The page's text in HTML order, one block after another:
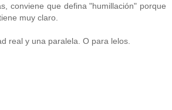
conviene que defina "humillación" porque
muy claro.
real y una paralela. O para lelos.